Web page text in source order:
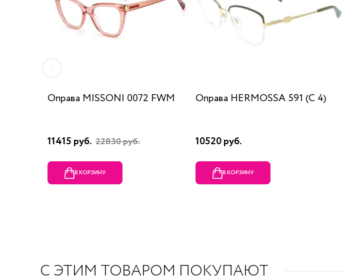
Оправа MISSONI 0072 FWM
11415 руб. 22830 руб.
В КОРЗИНУ
Оправа HERMOSSA 591 (C 4)
10520 руб.
В КОРЗИНУ
С ЭТИМ ТОВАРОМ ПОКУПАЮТ